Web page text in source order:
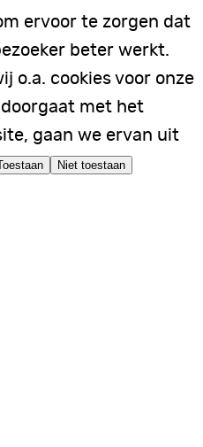
ervoor te zorgen dat
beter werkt.
o.a. cookies voor onze
met het
gaan we ervan uit
Niet toestaan